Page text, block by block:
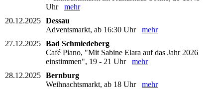
Uhr mehr
20.12.2025 Dessau
Adventsmarkt, ab 16:30 Uhr mehr
27.12.2025 Bad Schmiedeberg
Café Piano, "Mit Sabine Elara auf das Jahr 2026
einstimmen", 19 - 21 Uhr mehr
28.12.2025 Bernburg
Weihnachtsmarkt, ab 18 Uhr mehr